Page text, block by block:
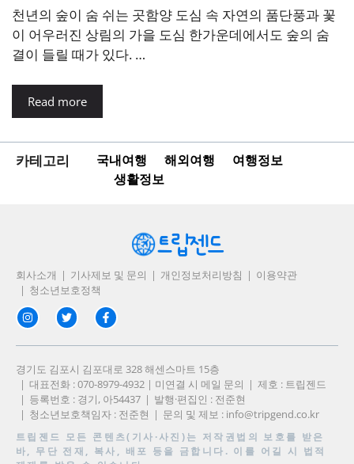
천년의 숲이 숨 쉬는 곳함양 도심 속 자연의 품단풍과 꽃
이 어우러진 상림의 가을 도심 한가운데에서도 숲의 숨
결이 들릴 때가 있다. …
Read more
카테고리 국내여행 해외여행
여행정보
생활정보
회사소개 기사제보 및 문의 개인정보처리방침
이용약관
청소년보호정책
경기도 김포시 김포대로 328 해센스마트 15층
대표전화 : 070-8979-4932 | 미연결 시 메일 문의
제호 : 트립젠드
등록번호 : 경기, 아54437
발행·편집인 : 전준현
청소년보호책임자 : 전준현
문의 및 제보 : info@tripgend.co.kr
트립젠드 모든 콘텐츠(기사·사진)는 저작권법의 보호를 받은
바, 무단 전재, 복사, 배포 등을 금합니다. 이를 어길 시 법적